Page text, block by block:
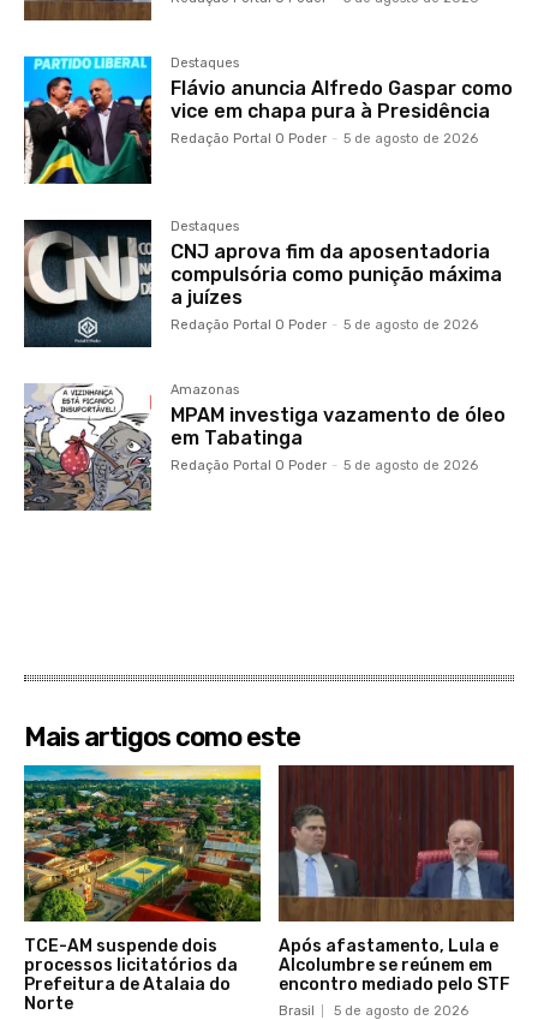
Destaques
Flávio anuncia Alfredo Gaspar como
vice em chapa pura à Presidência
Redação Portal O Poder - 5 de agosto de 2026
Destaques
CNJ aprova fim da aposentadoria
compulsória como punição máxima
a juízes
Redação Portal O Poder - 5 de agosto de 2026
Amazonas
MPAM investiga vazamento de óleo
em Tabatinga
Redação Portal O Poder - 5 de agosto de 2026
Mais artigos como este
TCE-AM suspende dois
processos licitatórios da
Prefeitura de Atalaia do
Norte
Após afastamento, Lula e
Alcolumbre se reúnem em
encontro mediado pelo STF
Brasil 5 de agosto de 2026